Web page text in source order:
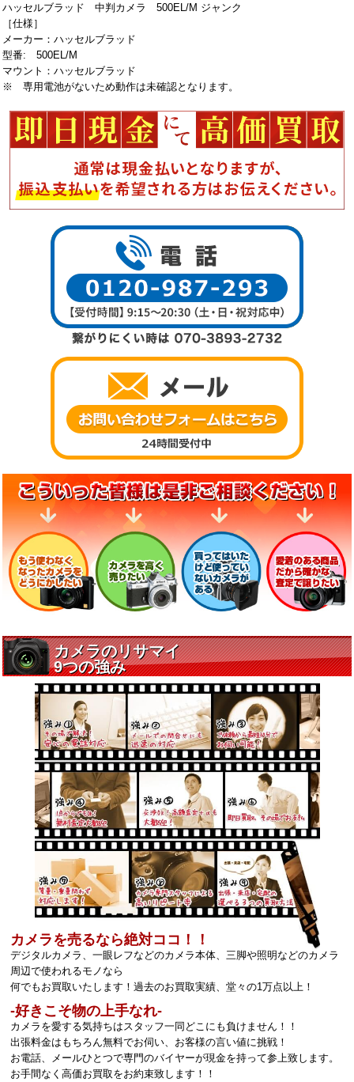
ハッセルブラッド 中判カメラ 500EL/M ジャンク
［仕様］
メーカー：ハッセルブラッド
型番: 500EL/M
マウント：ハッセルブラッド
※ 専用電池がないため動作は未確認となります。
カメラを売るなら絶対ココ！！
デジタルカメラ、一眼レフなどのカメラ本体、三脚や照明などのカメラ
周辺で使われるモノなら
何でもお買取いたします！過去のお買取実績、堂々の1万点以上！
‐好きこそ物の上手なれ‐
カメラを愛する気持ちはスタッフ一同どこにも負けません！！
出張料金はもちろん無料でお伺い、お客様の言い値に挑戦！
お電話、メールひとつで専門のバイヤーが現金を持って参上致します。
お手間なく高価お買取をお約束致します！！